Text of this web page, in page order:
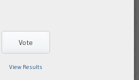
View Results